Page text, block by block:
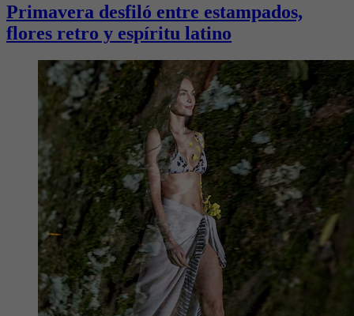
Primavera desfiló entre estampados,
flores retro y espíritu latino